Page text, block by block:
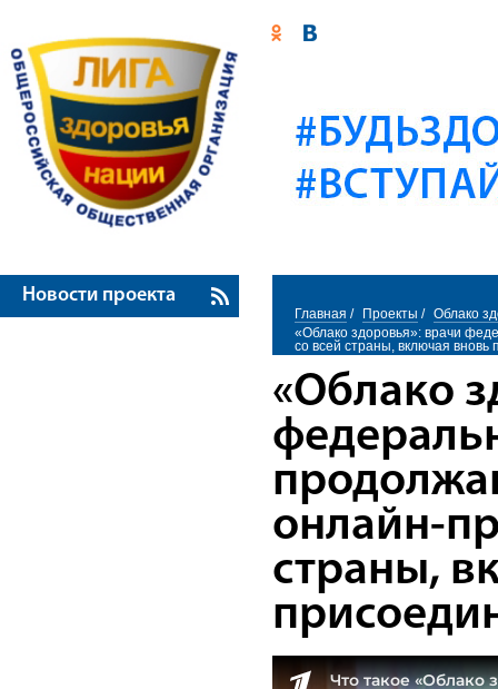
Новости проекта
Главная / Проекты / Облако
«Облако здоровья»: врачи
со всей страны, включая
«Облако
онлайн-
страны,